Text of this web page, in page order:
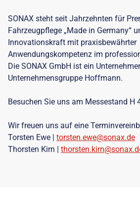
SONAX steht seit Jahrzehnten für
Fahrzeugpflege „Made in Germany“
Innovationskraft mit praxisbewährter
Anwendungskompetenz im
Die SONAX GmbH ist ein
Unternehmensgruppe Hoffmann.
Besuchen Sie uns am Messestand H
Wir freuen uns auf eine
Torsten Ewe | torsten.ewe@sonax.de
Thorsten Kirn |